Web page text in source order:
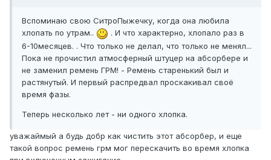
Вспоминаю свою СитроПыжечку, когда она любила
хлопать по утрам..
. И что характерно, хлопало раз в
6-10месяцев. . Что только не делал, что только не менял...
Пока не прочистил атмосферный штуцер на абсорбере и
не заменил ремень ГРМ! - Ремень старенький был и
растянутый. И первый распредвал проскакивал своё
время фазы.
Теперь несколько лет - ни одного хлопка.
уважаймый а будь добр как чистить этот абсорбер, и еще
такой вопрос ремень грм мог перескачить во время хлопка